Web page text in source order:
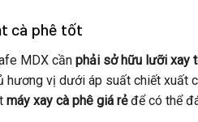
cà phê tốt
MDX cần phải sở hữu lưỡi xay
vị dưới áp suất chiết xuất
máy xay cà phê giá rẻđể có thể